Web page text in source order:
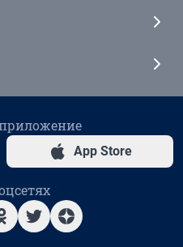
App Store